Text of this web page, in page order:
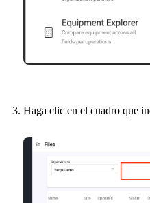
Haga clic en el cuadro que